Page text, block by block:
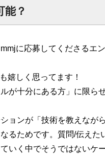
能？
に応募してくださるエ
嬉しく思ってます！
が十分にある方」に限ら
ョンが「技術を教えなが
るためです。質問/伝えた
いく中でそうではないケ